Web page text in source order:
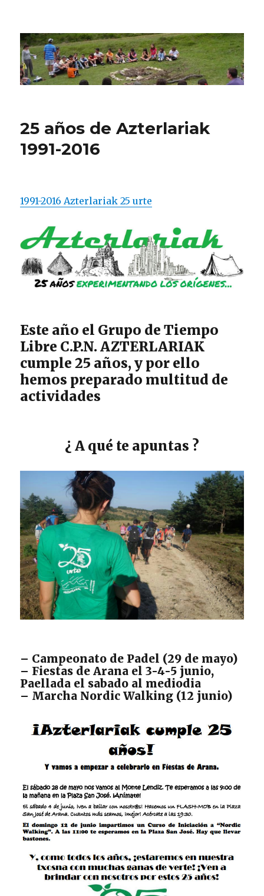
CPN Azterlariak
25 años de Azterlariak
1991-2016
1991-2016 Azterlariak 25 urte
Este año el Grupo de Tiempo
Libre C.P.N. AZTERLARIAK
cumple 25 años, y por ello
hemos preparado multitud de
actividades
¿ A qué te apuntas ?
– Campeonato de Padel (29 de mayo)
– Fiestas de Arana el 3-4-5 junio,
Paellada el sabado al mediodia
– Marcha Nordic Walking (12 junio)